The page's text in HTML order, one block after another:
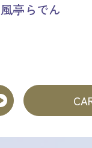
亭らでん